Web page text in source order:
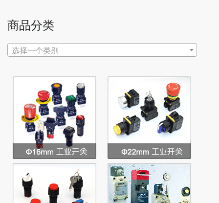
商品分类
选择一个类别